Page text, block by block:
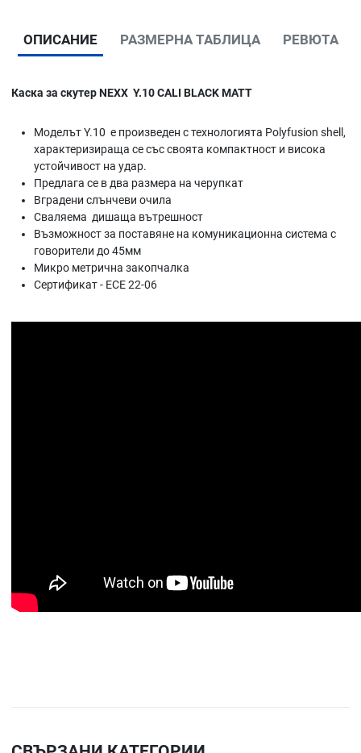
ОПИСАНИЕ РАЗМЕРНА ТАБЛИЦА РЕВЮТА
Каска за скутер NEXX Y.10 CALI BLACK MATT
Моделът Y.10 е произведен с технологията Polyfusion shell,
характеризираща се със своята компактност и висока
устойчивост на удар.
Предлага се в два размера на черупкат
Вградени слънчеви очила
Сваляема дишаща вътрешност
Възможност за поставяне на комуникационна система с
говорители до 45мм
Микро метрична закопчалка
Сертификат - ECE 22-06